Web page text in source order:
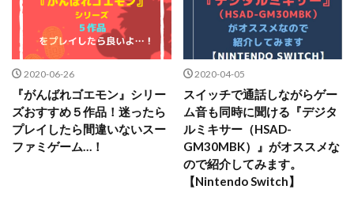
2020-06-26
『がんばれゴエモン』シリー
ズおすすめ５作品！迷ったら
プレイしたら間違いないスー
ファミゲーム…！
2020-04-05
スイッチで通話しながらゲー
ム音も同時に聞ける『デジタ
ルミキサー（HSAD-
GM30MBK）』がオススメな
ので紹介してみます。
【Nintendo Switch】